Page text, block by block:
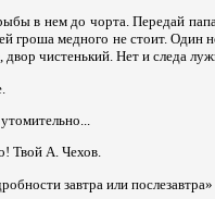
в нем до чорта. Передай
гроша медного не стоит.
чистенький. Нет и следа
Твой А. Чехов.
завтра или послезавтра»